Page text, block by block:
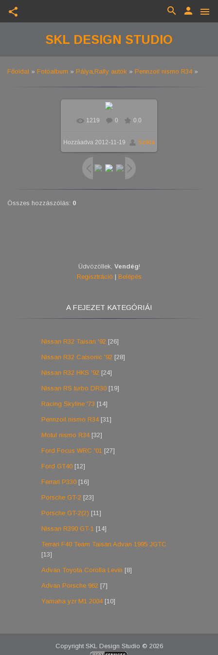
share menu
person
search
SKL DESIGN STUDIO
Főoldal » Fotóalbum » Pálya,Rally autók » Pennzoil nismo R34»
Valós méretben 1024x768
255.0Kb
1219 0 0.0
Hozzáadva 2012-11-19 Szikla
Összes hozzászólás: 0
Üdvözöllek Vendég!
Regisztráció | Belépés
A FEJEZET KATEGÓRIÁI
Nissan R32 Taisan '92 [26]
Nissan R32 Calsonic '92 [28]
Nissan R32 HKS '92 [24]
Nissan RS turbo DR30 [19]
Racing Skyline '73 [14]
Pennzoil nismo R34 [31]
Motul nismo R34 [32]
Ford Focus WRC '01 [27]
Ford GT40 [12]
Ferrari P330 [16]
Porsche GT-2 [23]
Porsche GT-2(2) [11]
Nissan R390 GT-1 [14]
Terrari F40 Team Taisan Advan 1995 JGTC
[13]
Advan Toyota Corolla Levin [8]
Advan Porsche 962 [7]
Yamaha yzr M1 2004 [10]
Copyright SKL Design Studio © 2026